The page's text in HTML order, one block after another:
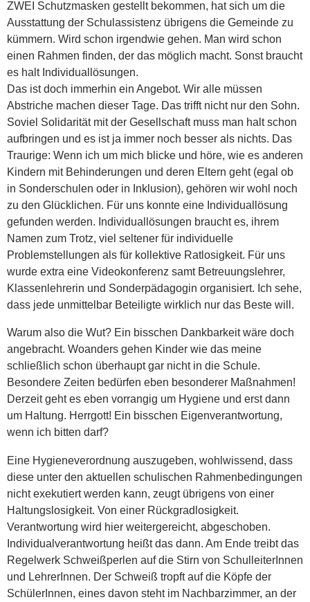
ZWEI Schutzmasken gestellt bekommen, hat sich um die
Ausstattung der Schulassistenz übrigens die Gemeinde zu
kümmern. Wird schon irgendwie gehen. Man wird schon
einen Rahmen finden, der das möglich macht. Sonst braucht
es halt Individuallösungen.
Das ist doch immerhin ein Angebot. Wir alle müssen
Abstriche machen dieser Tage. Das trifft nicht nur den Sohn.
Soviel Solidarität mit der Gesellschaft muss man halt schon
aufbringen und es ist ja immer noch besser als nichts. Das
Traurige: Wenn ich um mich blicke und höre, wie es anderen
Kindern mit Behinderungen und deren Eltern geht (egal ob
in Sonderschulen oder in Inklusion), gehören wir wohl noch
zu den Glücklichen. Für uns konnte eine Individuallösung
gefunden werden. Individuallösungen braucht es, ihrem
Namen zum Trotz, viel seltener für individuelle
Problemstellungen als für kollektive Ratlosigkeit. Für uns
wurde extra eine Videokonferenz samt Betreuungslehrer,
Klassenlehrerin und Sonderpädagogin organisiert. Ich sehe,
dass jede unmittelbar Beteiligte wirklich nur das Beste will.
Warum also die Wut? Ein bisschen Dankbarkeit wäre doch
angebracht. Woanders gehen Kinder wie das meine
schließlich schon überhaupt gar nicht in die Schule.
Besondere Zeiten bedürfen eben besonderer Maßnahmen!
Derzeit geht es eben vorrangig um Hygiene und erst dann
um Haltung. Herrgott! Ein bisschen Eigenverantwortung,
wenn ich bitten darf?
Eine Hygieneverordnung auszugeben, wohlwissend, dass
diese unter den aktuellen schulischen Rahmenbedingungen
nicht exekutiert werden kann, zeugt übrigens von einer
Haltungslosigkeit. Von einer Rückgradlosigkeit.
Verantwortung wird hier weitergereicht, abgeschoben.
Individualverantwortung heißt das dann. Am Ende treibt das
Regelwerk Schweißperlen auf die Stirn von SchulleiterInnen
und LehrerInnen. Der Schweiß tropft auf die Köpfe der
SchülerInnen, eines davon steht im Nachbarzimmer, an der